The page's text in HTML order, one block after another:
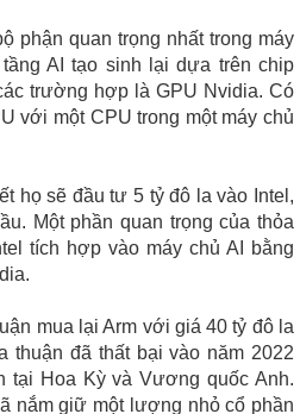
phận quan trọng nhất trong máy
AI tạo sinh lại dựa trên chip
trường hợp là GPU Nvidia. Có
với một CPU trong một máy chủ
họ sẽ đầu tư 5 tỷ đô la vào Intel,
Một phần quan trọng của thỏa
tích hợp vào máy chủ AI bằng
mua lại Arm với giá 40 tỷ đô la
thuận đã thất bại vào năm 2022
tại Hoa Kỳ và Vương quốc Anh.
nắm giữ một lượng nhỏ cổ phần